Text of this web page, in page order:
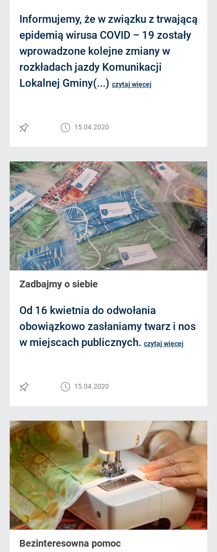
Informujemy, że w związku z trwającą
epidemią wirusa COVID – 19 zostały
wprowadzone kolejne zmiany w
rozkładach jazdy Komunikacji
Lokalnej Gminy(...) czytaj więcej
15.04.2020
Zadbajmy o siebie
Od 16 kwietnia do odwołania
obowiązkowo zasłaniamy twarz i nos
w miejscach publicznych. czytaj więcej
15.04.2020
Bezinteresowna pomoc